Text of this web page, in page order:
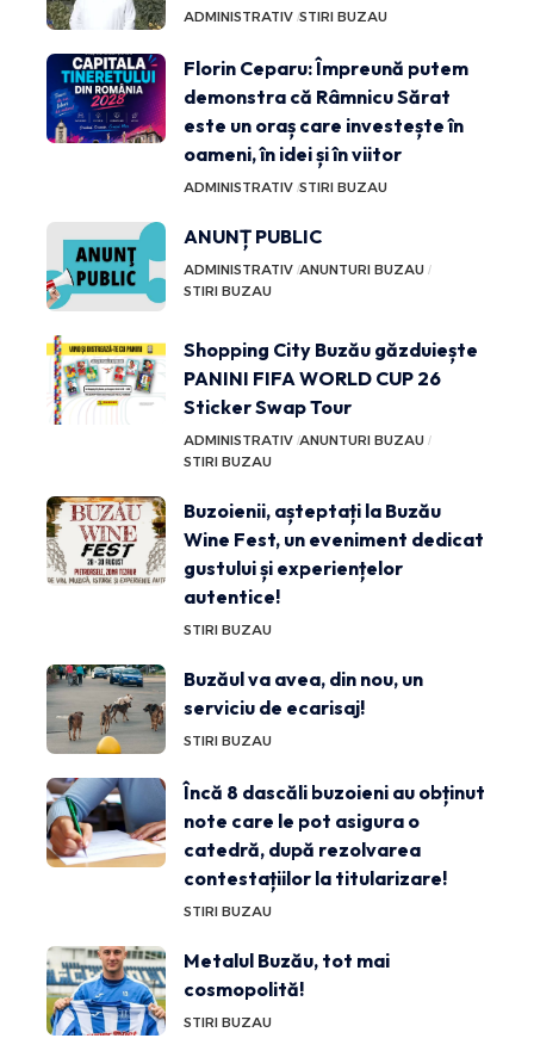
ADMINISTRATIV STIRI BUZAU
Florin Ceparu: Împreună putem
demonstra că Râmnicu Sărat
este un oraș care investește în
oameni, în idei și în viitor
ADMINISTRATIV STIRI BUZAU
ANUNȚ PUBLIC
ADMINISTRATIV ANUNTURI BUZAU
STIRI BUZAU
Shopping City Buzău găzduiește
PANINI FIFA WORLD CUP 26
Sticker Swap Tour
ADMINISTRATIV ANUNTURI BUZAU
STIRI BUZAU
Buzoienii, așteptați la Buzău
Wine Fest, un eveniment dedicat
gustului și experiențelor
autentice!
STIRI BUZAU
Buzăul va avea, din nou, un
serviciu de ecarisaj!
STIRI BUZAU
Încă 8 dascăli buzoieni au obținut
note care le pot asigura o
catedră, după rezolvarea
contestațiilor la titularizare!
STIRI BUZAU
Metalul Buzău, tot mai
cosmopolită!
STIRI BUZAU